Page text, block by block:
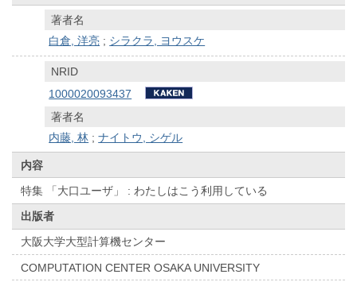
著者名
白倉, 洋亮 ; シラクラ, ヨウスケ
NRID
1000020093437
著者名
内藤, 林 ;ナイトウ, シゲル
内容
特集 「大口ユーザ」 : わたしはこう利用している
出版者
大阪大学大型計算機センター
COMPUTATION CENTER OSAKA UNIVERSITY